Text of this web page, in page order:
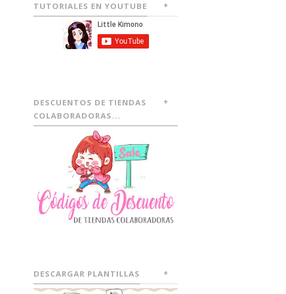
TUTORIALES EN YOUTUBE
DESCUENTOS DE TIENDAS
COLABORADORAS...
DESCARGAR PLANTILLAS